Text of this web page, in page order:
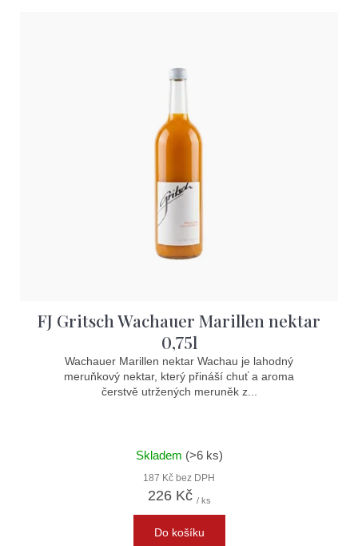
FJ Gritsch Wachauer Marillen nektar
0,75l
Wachauer Marillen nektar Wachau je lahodný
meruňkový nektar, který přináší chuť a aroma
čerstvě utržených meruněk z...
Skladem (>6 ks)
187 Kč bez DPH
226 Kč / ks
Do košíku